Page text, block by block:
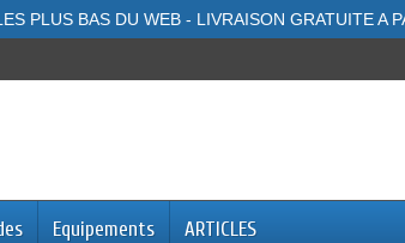
PLUS BAS DU WEB - LIVRAISON GRATUITE A
Equipements ARTICLES